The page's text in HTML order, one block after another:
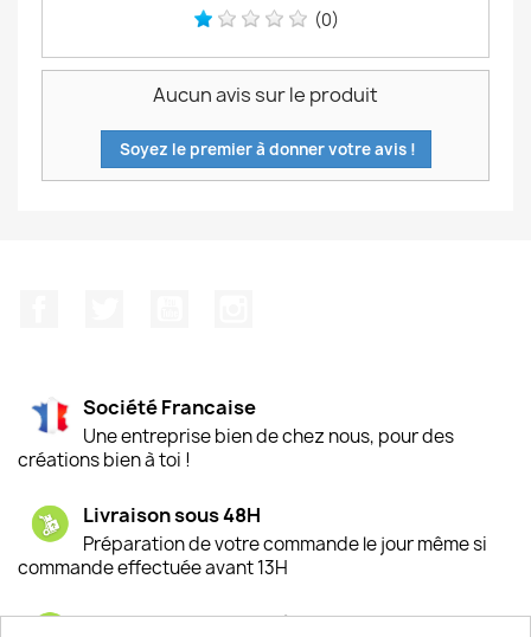
(0)
Aucun avis sur le produit
Soyez le premier à donner votre avis !
Société Francaise
Une entreprise bien de chez nous, pour des
créations bien à toi !
Livraison sous 48H
Préparation de votre commande le jour même si
commande effectuée avant 13H
Satisfaction de nos clients